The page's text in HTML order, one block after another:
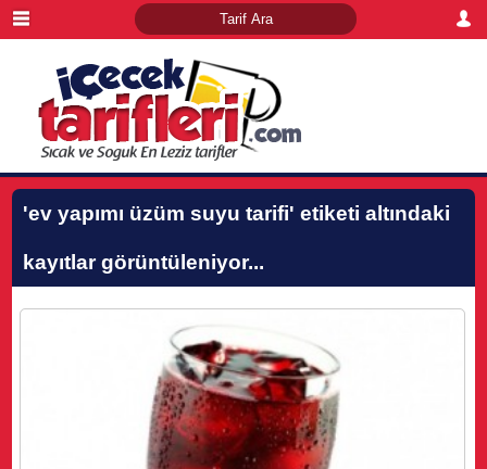
'ev yapımı üzüm suyu tarifi' etiketi altındaki
kayıtlar görüntüleniyor...